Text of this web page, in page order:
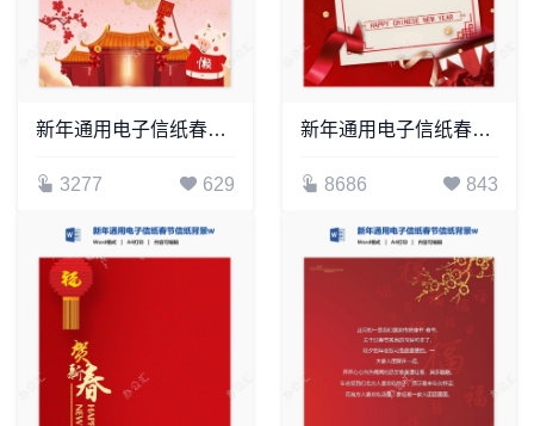
新年通用电子信纸春节信纸背景word模板(6)
3277 629
新年通用电子信纸春节信纸背景word模板(20)
8686 843